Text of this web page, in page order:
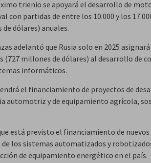
trienio se apoyará el desarrollo de
con partidas de entre los 10.000 y los
dólares) anuales.
adelantó que Rusia solo en 2025 asignará
(727 millones de dólares) al desarrollo de
informáticos.
el financiamiento de proyectos de
automotriz y de equipamiento agrícola,
está previsto el financiamiento de
los sistemas automatizados y
de equipamiento energético en el país.